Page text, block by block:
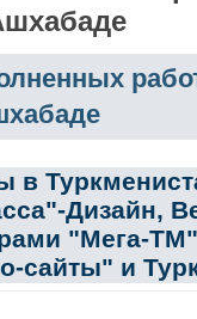
в
Дизайн,
"Мега-
сайты" и